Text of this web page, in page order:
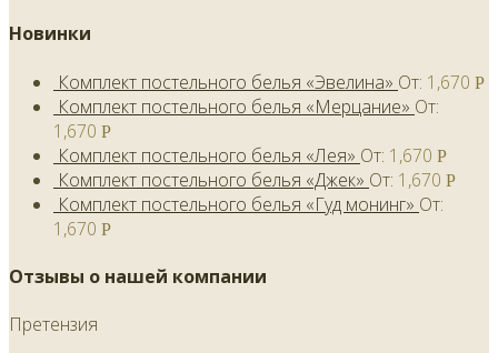
Новинки
Комплект постельного белья «Эвелина» От: 1,670 Р
Комплект постельного белья «Мерцание» От:
1,670 Р
Комплект постельного белья «Лея» От: 1,670 Р
Комплект постельного белья «Джек» От: 1,670 Р
Комплект постельного белья «Гуд монинг» От:
1,670 Р
Отзывы о нашей компании
Претензия